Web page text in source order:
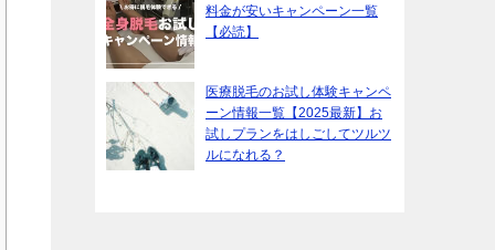
料金が安いキャンペーン一覧
【必読】
医療脱毛のお試し体験キャンペ
ーン情報一覧【2025最新】お
試しプランをはしごしてツルツ
ルになれる？